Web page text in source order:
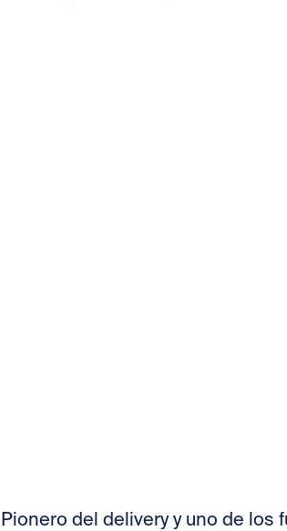
Pionero del delivery y uno de